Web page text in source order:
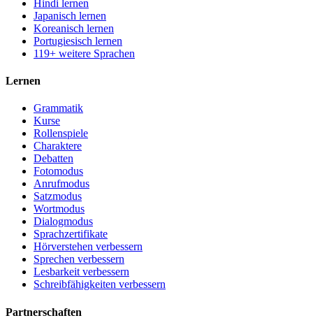
Hindi lernen
Japanisch lernen
Koreanisch lernen
Portugiesisch lernen
119+ weitere Sprachen
Lernen
Grammatik
Kurse
Rollenspiele
Charaktere
Debatten
Fotomodus
Anrufmodus
Satzmodus
Wortmodus
Dialogmodus
Sprachzertifikate
Hörverstehen verbessern
Sprechen verbessern
Lesbarkeit verbessern
Schreibfähigkeiten verbessern
Partnerschaften